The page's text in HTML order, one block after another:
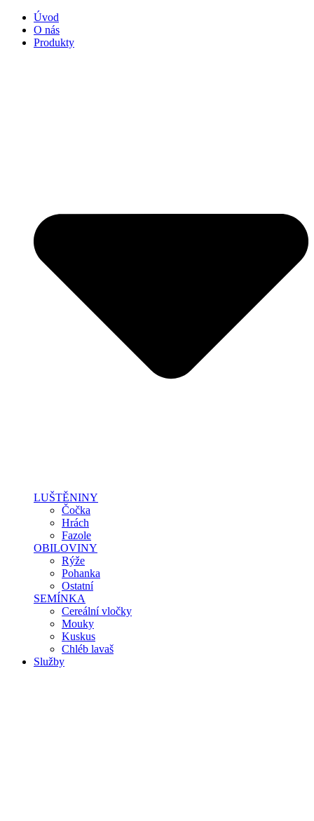
Úvod
O nás
Produkty
LUŠTĚNINY
Čočka
Hrách
Fazole
OBILOVINY
Rýže
Pohanka
Ostatní
SEMÍNKA
Cereální vločky
Mouky
Kuskus
Chléb lavaš
Služby